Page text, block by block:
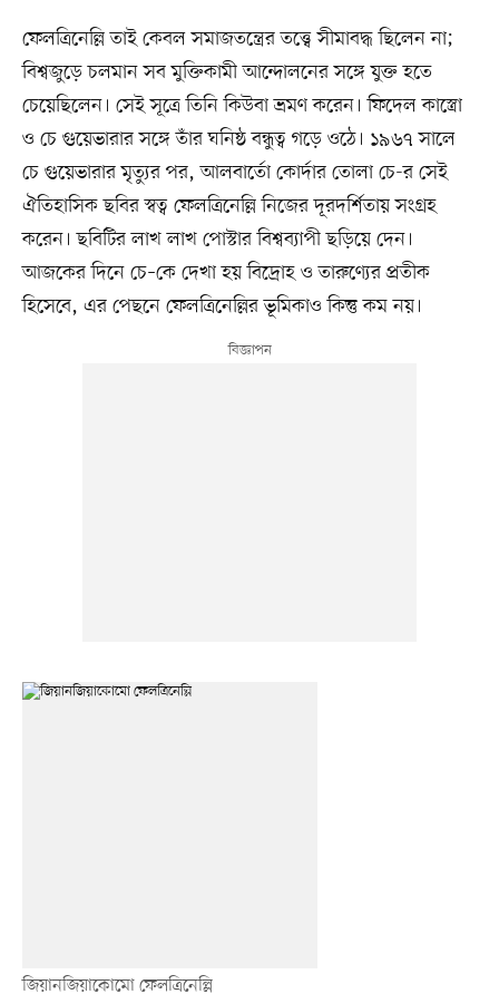
ফেলত্রিনেল্লি তাই কেবল সমাজতন্ত্রের তত্ত্বে সীমাবদ্ধ ছিলেন না;
বিশ্বজুড়ে চলমান সব মুক্তিকামী আন্দোলনের সঙ্গে যুক্ত হতে
চেয়েছিলেন। সেই সূত্রে তিনি কিউবা ভ্রমণ করেন। ফিদেল কাস্ত্রো
ও চে গুয়েভারার সঙ্গে তাঁর ঘনিষ্ঠ বন্ধুত্ব গড়ে ওঠে। ১৯৬৭ সালে
চে গুয়েভারার মৃত্যুর পর, আলবার্তো কোর্দার তোলা চে-র সেই
ঐতিহাসিক ছবির স্বত্ব ফেলত্রিনেল্লি নিজের দূরদর্শিতায় সংগ্রহ
করেন। ছবিটির লাখ লাখ পোস্টার বিশ্বব্যাপী ছড়িয়ে দেন।
আজকের দিনে চে–কে দেখা হয় বিদ্রোহ ও তারুণ্যের প্রতীক
হিসেবে, এর পেছনে ফেলত্রিনেল্লির ভূমিকাও কিন্তু কম নয়।
জিয়ানজিয়াকোমো ফেলত্রিনেল্লি